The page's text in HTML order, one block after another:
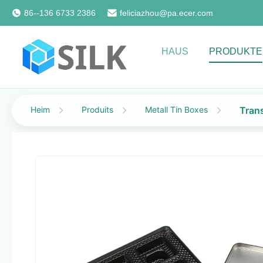
86--136 6733 2386 feliciazhou@pa.ecer.com
HAUS PRODUKTE
Heim Produits Metall Tin Boxes